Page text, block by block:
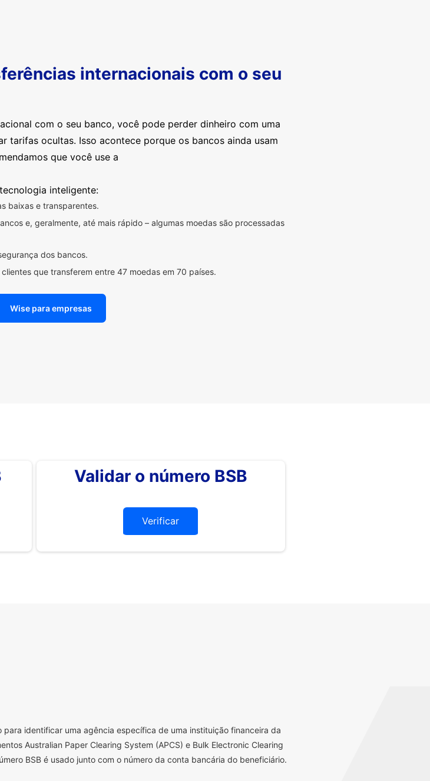
internacionais com o seu
com o seu banco, você pode perder dinheiro com uma
tarifas ocultas. Isso acontece porque os bancos ainda usam
que você use a
inteligente:
baixas e transparentes.
e, geralmente, até mais rápido – algumas moedas são processadas
dos bancos.
que transferem entre 47 moedas em 70 países.
Wise para empresas
Validar o número BSB
Verificar
identificar uma agência específica de uma instituição financeira da
Australian Paper Clearing System (APCS) e Bulk Electronic Clearing
BSB é usado junto com o número da conta bancária do beneficiário.